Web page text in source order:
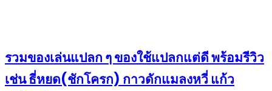
รวมของเล่นแปลก ๆ ของใช้แปลกแต่ดี พร้อมรีวิว
เช่น ธี่หยด(ชักโครก) กาวดักแมลงหวี่ แก้ว